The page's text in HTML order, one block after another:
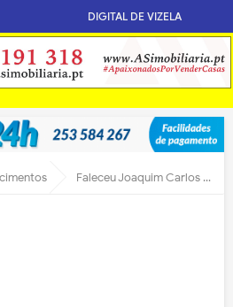
DIGITAL DE VIZELA
Faleceu Joaquim Carlos de Faria Ribeiro